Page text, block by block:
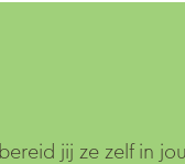
jij ze zelf in